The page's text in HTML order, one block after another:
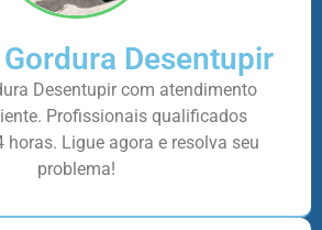
Desentupir
Desentupir com atendimento
Profissionais qualificados
horas. Ligue agora e resolva seu
problema!